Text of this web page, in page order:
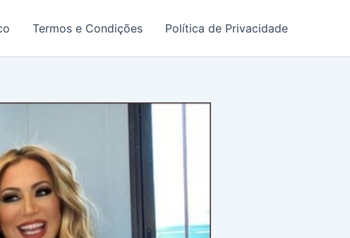
Termos e Condições Política de Privacidade